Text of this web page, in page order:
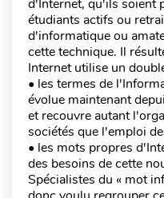
d'Internet, qu'ils soient
étudiants actifs ou
d'informatique ou
cette technique. Il
Internet utilise un
• les termes de
évolue maintenant
et recouvre autant
sociétés que l'emploi
• les mots propres
des besoins de cette
Spécialistes du « mot